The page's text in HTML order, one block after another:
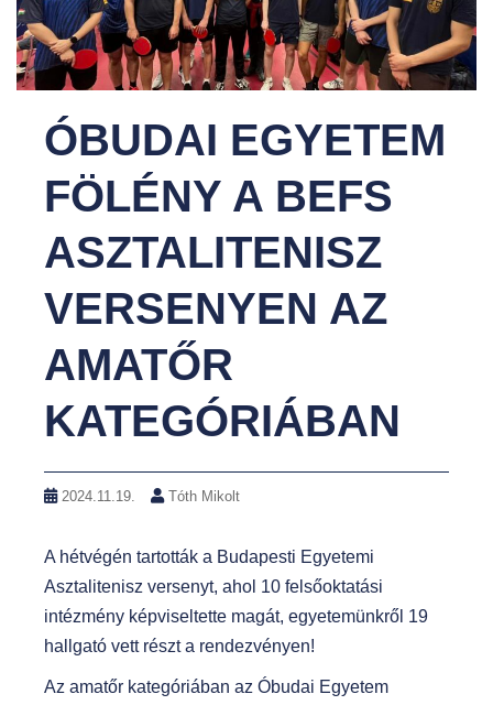
ÓBUDAI EGYETEM
FÖLÉNY A BEFS
ASZTALITENISZ
VERSENYEN AZ
AMATŐR
KATEGÓRIÁBAN
2024.11.19. Tóth Mikolt
A hétvégén tartották a Budapesti Egyetemi
Asztalitenisz versenyt, ahol 10 felsőoktatási
intézmény képviseltette magát, egyetemünkről 19
hallgató vett részt a rendezvényen!
Az amatőr kategóriában az Óbudai Egyetem